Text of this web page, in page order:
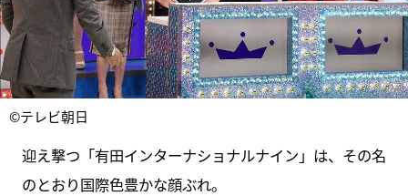
©テレビ朝日
迎え撃つ「有田インターナショナルナイン」は、その名
のとおり国際色豊かな顔ぶれ。